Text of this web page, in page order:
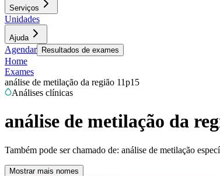
Serviços
Unidades
Ajuda
Agendar Resultados de exames
Home
Exames
análise de metilação da região 11p15
Análises clínicas
análise de metilação da
Também pode ser chamado de: análise de metilação
Mostrar mais nomes